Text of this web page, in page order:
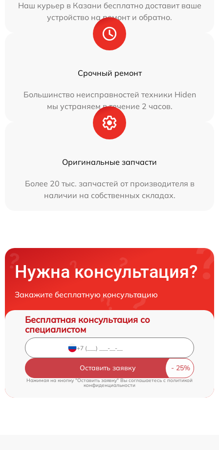
Наш курьер в Казани бесплатно доставит ваше
устройство на ремонт и обратно.
Срочный ремонт
Большинство неисправностей техники Hiden
мы устраняем в течение 2 часов.
Оригинальные запчасти
Более 20 тыс. запчастей от производителя в
наличии на собственных складах.
Нужна консультация?
Закажите бесплатную консультацию
Бесплатная консультация со
специалистом
Оставить заявку
Нажимая на кнопку "Оставить заявку" Вы соглашаетесь c политикой
конфиденциальности